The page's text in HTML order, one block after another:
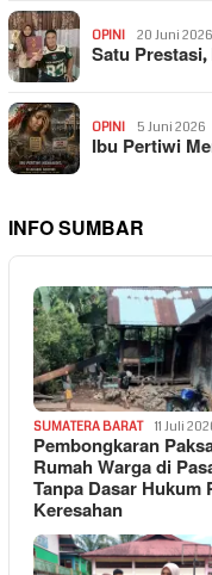
OPINI 20 Juni 2026
Satu
OPINI 5 Juni 2026
Ibu Pertiwi
INFO SUMBAR
SUMATERA BARAT 11 Juli
Pembongkaran
Rumah Warga di
Tanpa Dasar Hukum
Keresahan